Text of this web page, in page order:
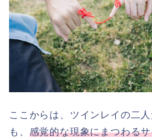
ここからは、ツインレイの二
も、 感覚的な現象にまつわる